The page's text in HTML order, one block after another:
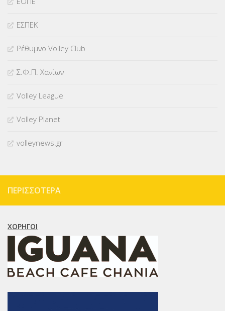
ΕΣΠΕΚ
Ρέθυμνο Volley Club
Σ.Φ.Π. Χανίων
Volley League
Volley Planet
volleynews.gr
ΠΕΡΙΣΣΌΤΕΡΑ
ΧΟΡΗΓΟΊ